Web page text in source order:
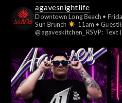
agavesnightlife
Downtown Long Beach •
Sun Brunch
11am •
@agaveskitchen_RSVP: